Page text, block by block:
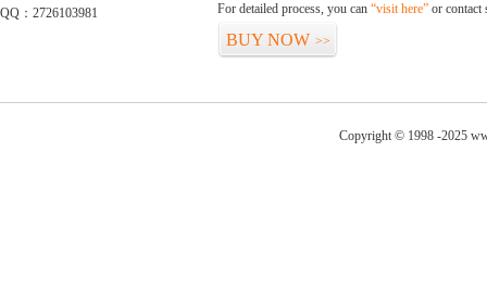
QQ：2726103981
For detailed process, you can “visit here” or contact
BUY NOW >>
Copyright © 1998 -2025